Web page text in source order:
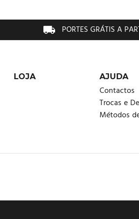
PORTES GRÁTIS A
LOJA AJUDA
Contactos
Trocas e
Métodos